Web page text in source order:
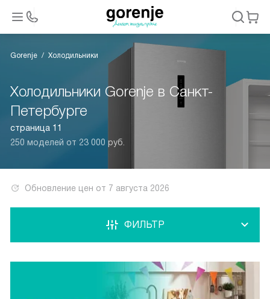
Gorenje Холодильники
Холодильники Gorenje в Санкт-
Петербурге
страница 11
250 моделей от 23 000 руб.
Обновление цен от 7 августа 2026
ФИЛЬТР